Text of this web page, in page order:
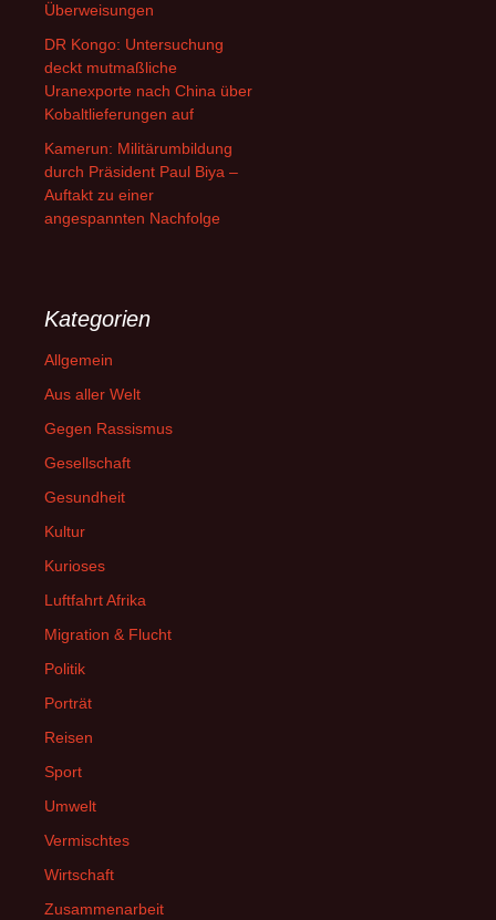
Überweisungen
DR Kongo: Untersuchung
deckt mutmaßliche
Uranexporte nach China über
Kobaltlieferungen auf
Kamerun: Militärumbildung
durch Präsident Paul Biya –
Auftakt zu einer
angespannten Nachfolge
Kategorien
Allgemein
Aus aller Welt
Gegen Rassismus
Gesellschaft
Gesundheit
Kultur
Kurioses
Luftfahrt Afrika
Migration & Flucht
Politik
Porträt
Reisen
Sport
Umwelt
Vermischtes
Wirtschaft
Zusammenarbeit